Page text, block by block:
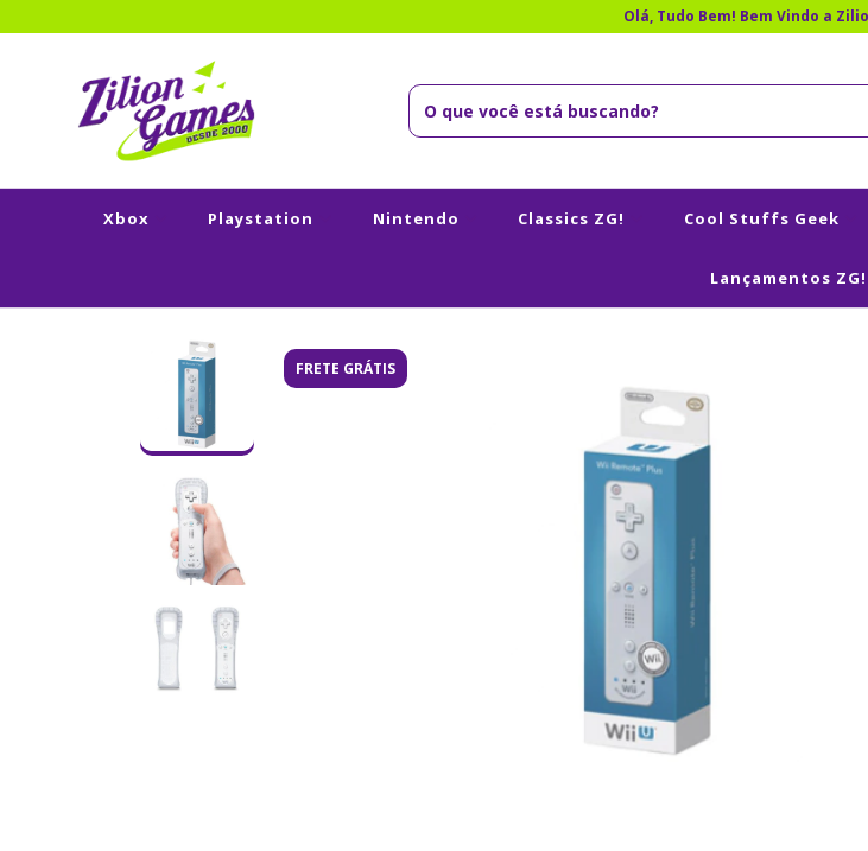
Olá, Tudo Bem! Bem Vindo a
Xbox Playstation Nintendo Classics ZG! Cool Stuffs Geek
Lançamentos ZG!
FRETE GRÁTIS